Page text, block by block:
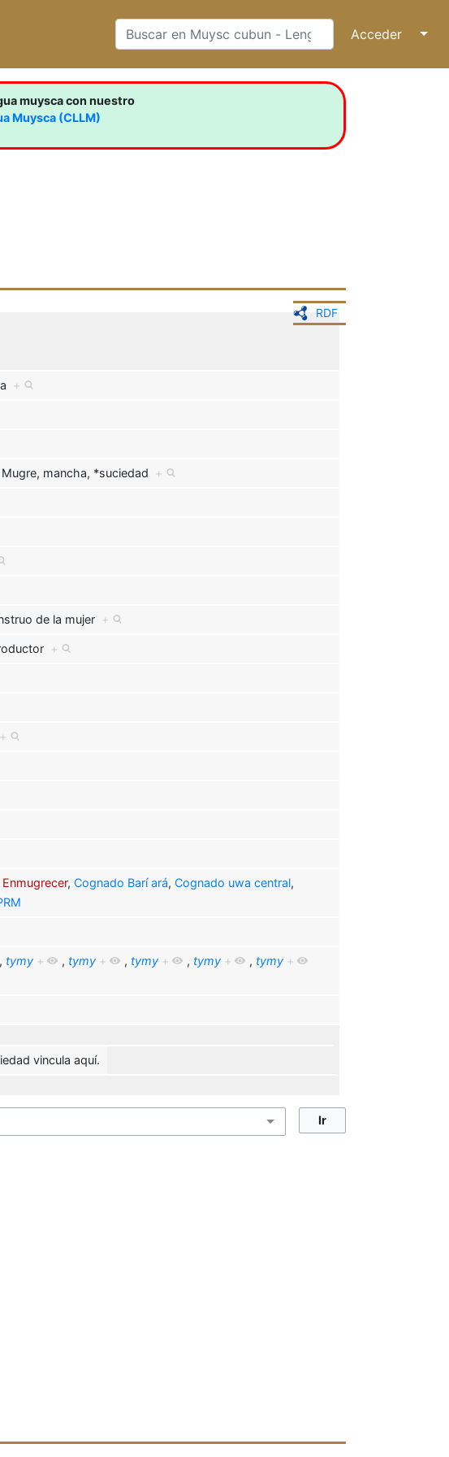
Acceder ↓
muysca con nuestro
Muysca (CLLM)
RDF
+
Mugre, mancha, *suciedad +
de la mujer +
+
+
Enmugrecer, Cognado Barí ará, Cognado uwa central,
, tymy + , tymy + , tymy + , tymy + , tymy +
vincula aquí.